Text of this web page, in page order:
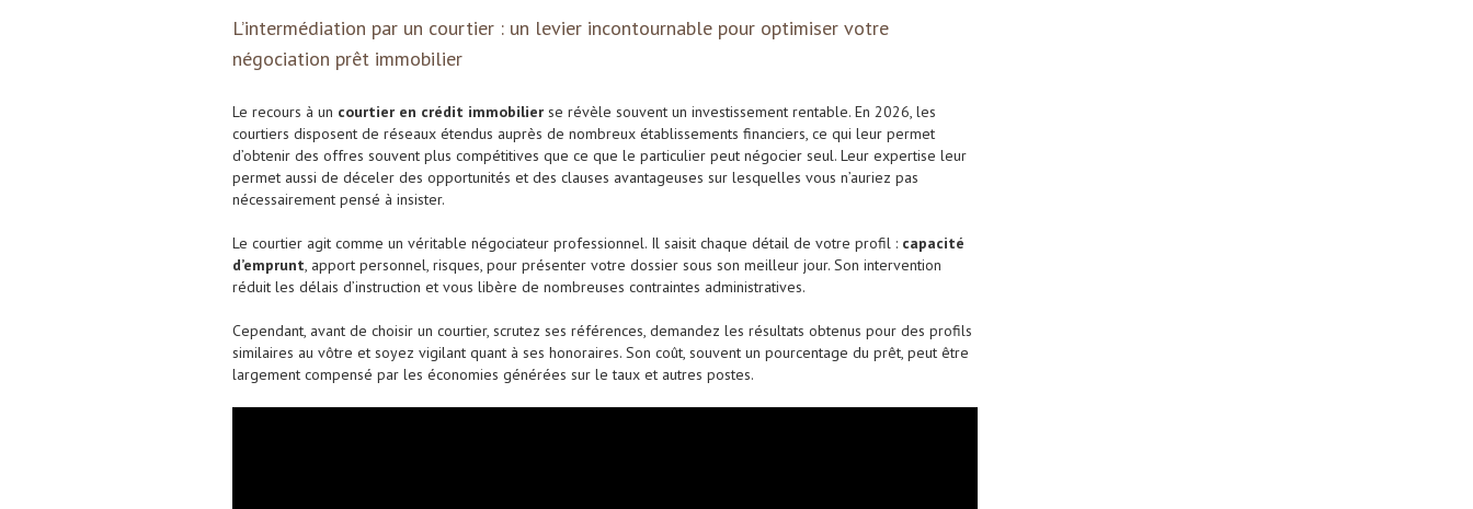
L’intermédiation par un courtier : un levier incontournable pour optimiser votre
négociation prêt immobilier
Le recours à un courtier en crédit immobilier se révèle souvent un investissement rentable. En 2026, les
courtiers disposent de réseaux étendus auprès de nombreux établissements financiers, ce qui leur permet
d’obtenir des offres souvent plus compétitives que ce que le particulier peut négocier seul. Leur expertise leur
permet aussi de déceler des opportunités et des clauses avantageuses sur lesquelles vous n’auriez pas
nécessairement pensé à insister.
Le courtier agit comme un véritable négociateur professionnel. Il saisit chaque détail de votre profil : capacité
d’emprunt, apport personnel, risques, pour présenter votre dossier sous son meilleur jour. Son intervention
réduit les délais d’instruction et vous libère de nombreuses contraintes administratives.
Cependant, avant de choisir un courtier, scrutez ses références, demandez les résultats obtenus pour des profils
similaires au vôtre et soyez vigilant quant à ses honoraires. Son coût, souvent un pourcentage du prêt, peut être
largement compensé par les économies générées sur le taux et autres postes.